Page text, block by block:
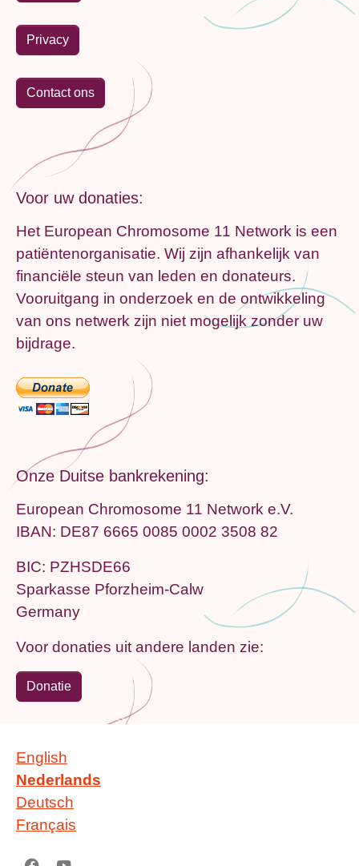
Privacy
Contact ons
Voor uw donaties:
Het European Chromosome 11 Network is een
patiëntenorganisatie. Wij zijn afhankelijk van
financiële steun van leden en donateurs.
Vooruitgang in onderzoek en de ontwikkeling
van ons netwerk zijn niet mogelijk zonder uw
bijdrage.
Onze Duitse bankrekening:
European Chromosome 11 Network e.V.
IBAN: DE87 6665 0085 0002 3508 82
BIC: PZHSDE66
Sparkasse Pforzheim-Calw
Germany
Voor donaties uit andere landen zie:
Donatie
English
Nederlands
Deutsch
Français